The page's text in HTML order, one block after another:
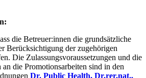
die Betreuer:innen die grundsätzliche
Berücksichtigung der zugehörigen
Die Zulassungsvoraussetzungen und die
die Promotionsarbeiten sind in den
Dr. Public Health, Dr.rer.nat.,